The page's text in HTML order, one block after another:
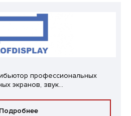
профессиональных
экранов, звук...
Подробнее